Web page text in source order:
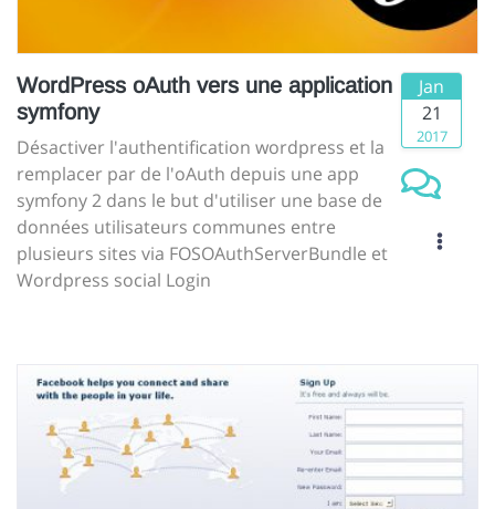
WordPress oAuth vers une application
symfony
Désactiver l'authentification wordpress et la
remplacer par de l'oAuth depuis une app
symfony 2 dans le but d'utiliser une base de
données utilisateurs communes entre
plusieurs sites via FOSOAuthServerBundle et
Wordpress social Login
Jan
21
2017